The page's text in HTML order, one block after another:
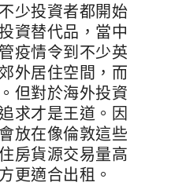
少投資者都開始
資替代品，當中
疫情令到不少英
外居住空間，而
但對於海外投資
求才是王道。因
放在像倫敦這些
房貨源交易量高
更適合出租。